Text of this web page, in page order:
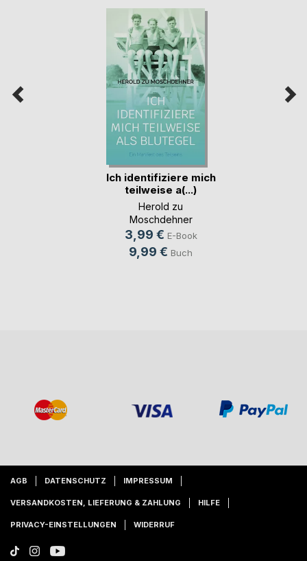
Ich identifiziere mich
teilweise a(...)
Herold zu
Moschdehner
3,99 € E-Book
9,99 € Buch
AGB DATENSCHUTZ IMPRESSUM
VERSANDKOSTEN, LIEFERUNG & ZAHLUNG HILFE
PRIVACY-EINSTELLUNGEN WIDERRUF